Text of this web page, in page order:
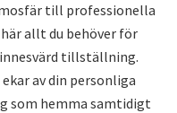
till professionella
allt du behöver för
tillställning.
av din personliga
som hemma samtidigt